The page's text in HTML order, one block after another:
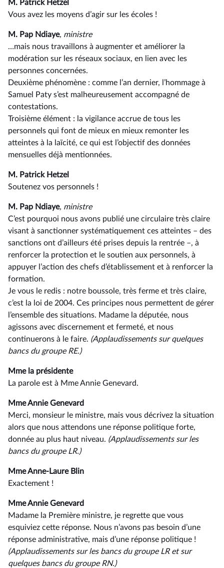
M. Patrick Hetzel
Vous avez les moyens d’agir sur les écoles !
M. Pap Ndiaye, ministre
…mais nous travaillons à augmenter et améliorer la
modération sur les réseaux sociaux, en lien avec les
personnes concernées.
Deuxième phénomène : comme l’an dernier, l’hommage à
Samuel Paty s’est malheureusement accompagné de
contestations.
Troisième élément : la vigilance accrue de tous les
personnels qui font de mieux en mieux remonter les
atteintes à la laïcité, ce qui est l’objectif des données
mensuelles déjà mentionnées.
M. Patrick Hetzel
Soutenez vos personnels !
M. Pap Ndiaye, ministre
C’est pourquoi nous avons publié une circulaire très claire
visant à sanctionner systématiquement ces atteintes –⁠ des
sanctions ont d’ailleurs été prises depuis la rentrée –, à
renforcer la protection et le soutien aux personnels, à
appuyer l’action des chefs d’établissement et à renforcer la
formation.
Je vous le redis : notre boussole, très ferme et très claire,
c’est la loi de 2004. Ces principes nous permettent de gérer
l’ensemble des situations. Madame la députée, nous
agissons avec discernement et fermeté, et nous
continuerons à le faire. (Applaudissements sur quelques
bancs du groupe RE.)
Mme la présidente
La parole est à Mme Annie Genevard.
Mme Annie Genevard
Merci, monsieur le ministre, mais vous décrivez la situation
alors que nous attendons une réponse politique forte,
donnée au plus haut niveau. (Applaudissements sur les
bancs du groupe LR.)
Mme Anne-Laure Blin
Exactement !
Mme Annie Genevard
Madame la Première ministre, je regrette que vous
esquiviez cette réponse. Nous n’avons pas besoin d’une
réponse administrative, mais d’une réponse politique !
(Applaudissements sur les bancs du groupe LR et sur
quelques bancs du groupe RN.)